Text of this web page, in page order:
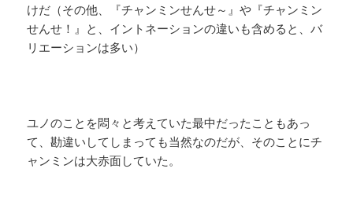
けだ（その他、『チャンミンせんせ～』や『チャンミン
せんせ！』と、イントネーションの違いも含めると、バ
リエーションは多い）
ユノのことを悶々と考えていた最中だったこともあっ
て、勘違いしてしまっても当然なのだが、そのことにチ
ャンミンは大赤面していた。